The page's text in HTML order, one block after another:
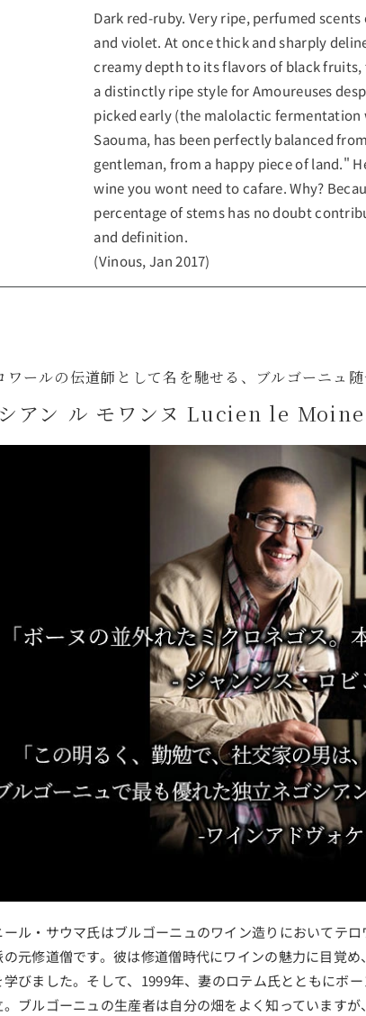
Dark red-ruby. Very ripe, perfumed
and violet. At once thick and sharply
creamy depth to its flavors of black
a distinctly ripe style for Amoureuses
picked early (the malolactic fermentation
Saouma, has been perfectly balanced
gentleman, from a happy piece of land."
wine you wont need to cafare. Why?
percentage of stems has no doubt
and definition.
(Vinous, Jan 2017)
ワールの伝道師として名を馳せる、ブルゴーニュ
アン ル モワンヌ Lucien le Moine
ール・サウマ氏はブルゴーニュのワイン造りにおいてテ
の元修道僧です。彼は修道僧時代にワインの魅力に目覚
学びました。そして、1999年、妻のロテム氏とともにボ
。ブルゴーニュの生産者は自分の畑をよく知っています